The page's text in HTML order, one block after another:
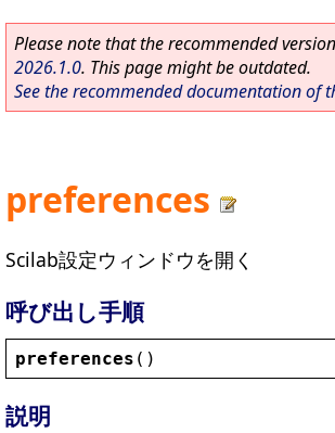
Please note that the recommended
2026.1.0. This page might be outdated.
See the recommended documentation of
preferences
Scilab設定ウィンドウを開く
呼び出し手順
preferences ()
説明